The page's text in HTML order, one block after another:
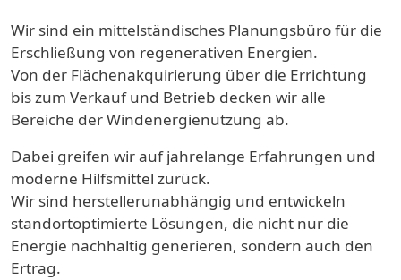
Wir sind ein mittelständisches Planungsbüro für die
Erschließung von regenerativen Energien.
Von der Flächenakquirierung über die Errichtung
bis zum Verkauf und Betrieb decken wir alle
Bereiche der Windenergienutzung ab.
Dabei greifen wir auf jahrelange Erfahrungen und
moderne Hilfsmittel zurück.
Wir sind herstellerunabhängig und entwickeln
standortoptimierte Lösungen, die nicht nur die
Energie nachhaltig generieren, sondern auch den
Ertrag.